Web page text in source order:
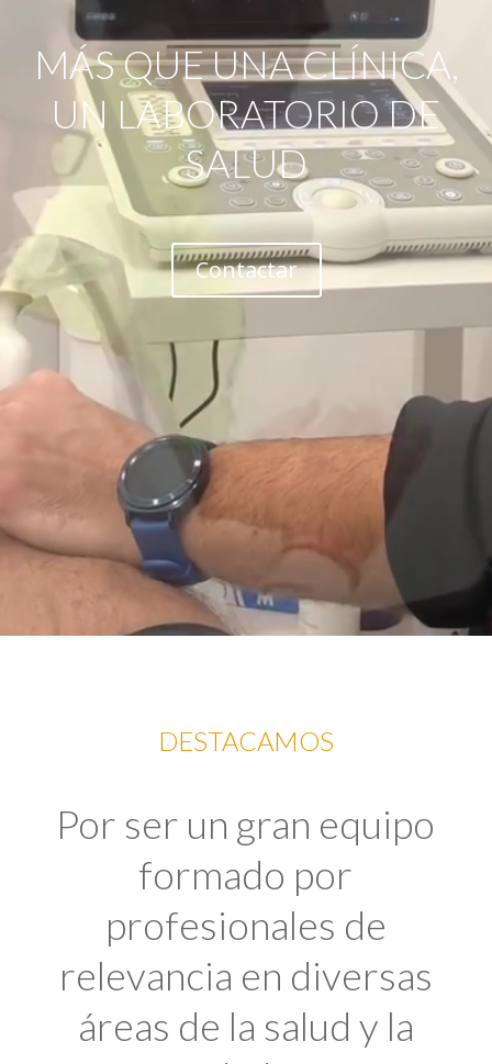
MÁS QUE UNA CLÍNICA,
UN LABORATORIO DE
SALUD
Contactar
DESTACAMOS
Por ser un gran equipo
formado por
profesionales de
relevancia en diversas
áreas de la salud y la